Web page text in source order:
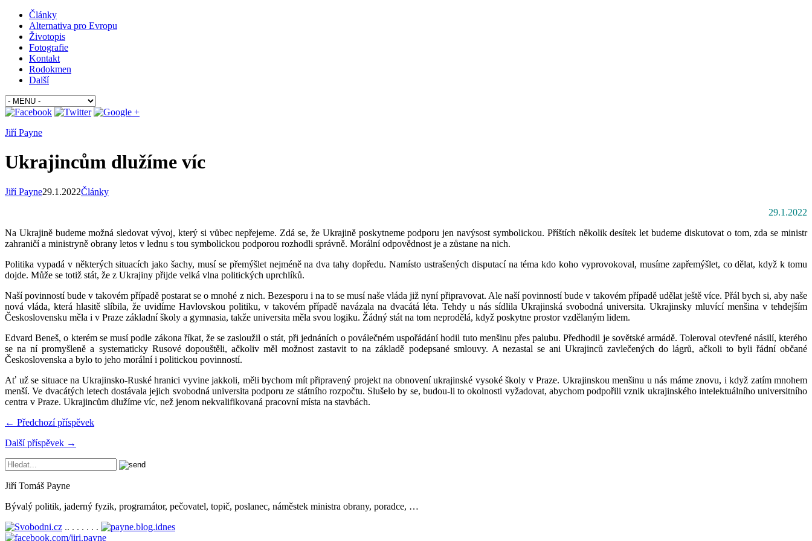
Články
Alternativa pro Evropu
Životopis
Fotografie
Kontakt
Rodokmen
Další
Jiří Payne
Ukrajincům dlužíme víc
Jiří Payne29.1.2022Články
29.1.2022
Na Ukrajině budeme možná sledovat vývoj, který si vůbec nepřejeme. Zdá se, že Ukrajině poskytneme podporu jen navýsost symbolickou. Příštích několik desítek let budeme diskutovat o tom, zda se ministr
zahraničí a ministryně obrany letos v lednu s tou symbolickou podporou rozhodli správně. Morální odpovědnost je a zůstane na nich.
Politika vypadá v některých situacích jako šachy, musí se přemýšlet nejméně na dva tahy dopředu. Namísto ustrašených disputací na téma kdo koho vyprovokoval, musíme zapřemýšlet, co dělat, když k tomu
dojde. Může se totiž stát, že z Ukrajiny přijde velká vlna politických uprchlíků.
Naší povinností bude v takovém případě postarat se o mnohé z nich. Bezesporu i na to se musí naše vláda již nyní připravovat. Ale naší povinností bude v takovém případě udělat ještě více. Přál bych si, aby naše
nová vláda, která hlasitě slíbila, že uvidíme Havlovskou politiku, v takovém případě navázala na dvacátá léta. Tehdy u nás sídlila Ukrajinská svobodná universita. Ukrajinsky mluvící menšina v tehdejším
Československu měla i v Praze základní školy a gymnasia, takže universita měla svou logiku. Žádný stát na tom neprodělá, když poskytne prostor vzdělaným lidem.
Edvard Beneš, o kterém se musí podle zákona říkat, že se zasloužil o stát, při jednáních o poválečném uspořádání hodil tuto menšinu přes palubu. Předhodil je sovětské armádě. Toleroval otevřené násilí, kterého
se na ní promyšleně a systematicky Rusové dopouštěli, ačkoliv měl možnost zastavit to na základě podepsané smlouvy. A nezastal se ani Ukrajinců zavlečených do lágrů, ačkoli to byli řádní občané
Československa a bylo to jeho morální i politickou povinností.
Ať už se situace na Ukrajinsko-Ruské hranici vyvine jakkoli, měli bychom mít připravený projekt na obnovení ukrajinské vysoké školy v Praze. Ukrajinskou menšinu u nás máme znovu, i když zatím mnohem
menší. Ve dvacátých letech dostávala jejich svobodná universita podporu ze státního rozpočtu. Slušelo by se, budou-li to okolnosti vyžadovat, abychom podpořili vznik ukrajinského intelektuálního universitního
centra v Praze. Ukrajincům dlužíme víc, než jenom nekvalifikovaná pracovní místa na stavbách.
← Předchozí příspěvek
Další příspěvek →
Jiří Tomáš Payne
Bývalý politik, jaderný fyzik, programátor, pečovatel, topič, poslanec, náměstek ministra obrany, poradce, …
.. . . . . . .